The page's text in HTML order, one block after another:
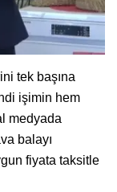
tek başına
işimin hem
medyada
balayı
fiyata taksitle